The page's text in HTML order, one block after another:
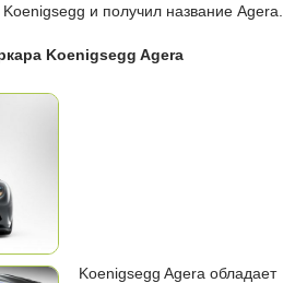
и получил название Agera.
Koenigsegg Agera
Koenigsegg Agera обладает